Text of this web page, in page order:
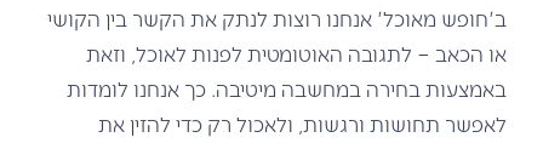
ב'חופש מאוכל' אנחנו רוצות לנתק את הקשר בין הקושי
או הכאב – לתגובה האוטומטית לפנות לאוכל, וזאת
באמצעות בחירה במחשבה מיטיבה. כך אנחנו לומדות
לאפשר תחושות ורגשות, ולאכול רק כדי להזין את